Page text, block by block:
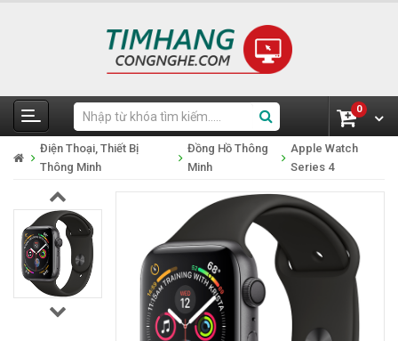
0
Điện Thoại, Thiết Bị
Thông Minh
Đồng Hồ Thông
Minh
Apple Watch
Series 4